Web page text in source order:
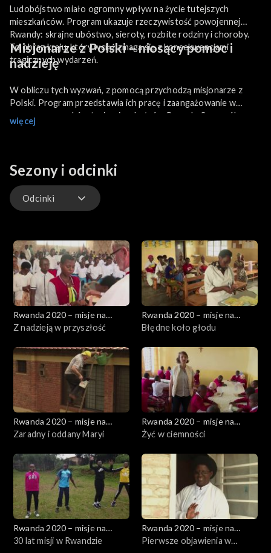
Ludobójstwo miało ogromny wpływ na życie tutejszych
mieszkańców. Program ukazuje rzeczywistość powojennej
Rwandy: skrajne ubóstwo, sieroty, rozbite rodziny i choroby.
To obraz kraju, który wciąż zmaga się z konsekwencjami
tragicznych wydarzeń.
Misjonarze z Polski – niosący pomoc i
nadzieję
W obliczu tych wyzwań, z pomocą przychodzą misjonarze z
Polski. Program przedstawia ich pracę i zaangażowanie w
poprawę warunków życia mieszkańców Rwandy. Szczególną
uwagę poświęca się największemu wyzwaniu, przed którym
więcej
Sezony i odcinki
Odcinki
Rwanda 2020 – misje na
wzgórzach
Z nadzieją w przyszłość
Rwanda 2020 – misje na
wzgórzach
Błędne koło głodu
Rwanda 2020 – misje na
wzgórzach
Zaradny i oddany Maryi
Rwanda 2020 – misje na
wzgórzach
Żyć w ciemności
Rwanda 2020 – misje na
wzgórzach
30 lat misji w Rwandzie
Rwanda 2020 – misje na
wzgórzach
Pierwsze objawienia w